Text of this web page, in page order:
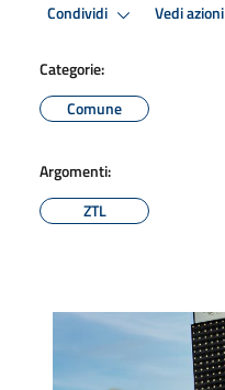
Condividi Vedi azioni
Categorie:
Comune
Argomenti:
ZTL